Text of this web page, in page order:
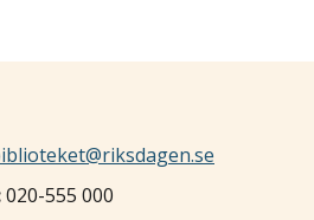
020-555 000